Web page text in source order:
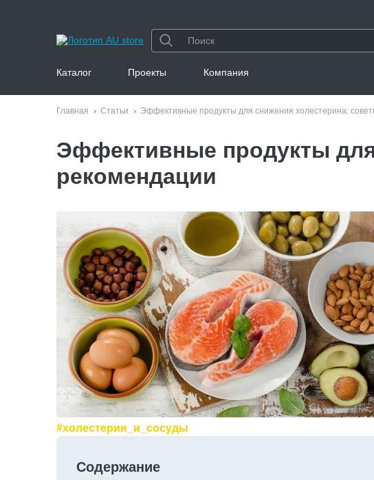
Каталог Проекты Компания
Главная Статьи Эффективные продукты для снижения холестерина:
Эффективные продукты
рекомендации
#холестерин_и_сосуды
Содержание